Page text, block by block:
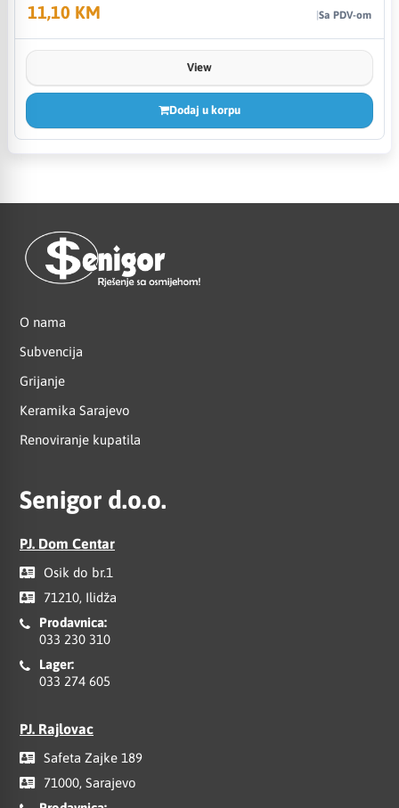
11,10 KM Sa PDV-om
View
Dodaj u korpu
O nama
Subvencija
Grijanje
Keramika Sarajevo
Renoviranje kupatila
Senigor d.o.o.
PJ. Dom Centar
Osik do br.1
71210, Ilidža
Prodavnica:
033 230 310
Lager:
033 274 605
PJ. Rajlovac
Safeta Zajke 189
71000, Sarajevo